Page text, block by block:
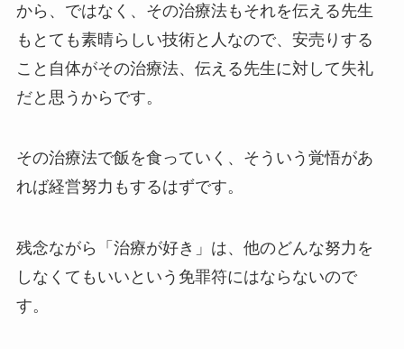
から、ではなく、その治療法もそれを伝える先生
もとても素晴らしい技術と人なので、安売りする
こと自体がその治療法、伝える先生に対して失礼
だと思うからです。
その治療法で飯を食っていく、そういう覚悟があ
れば経営努力もするはずです。
残念ながら「治療が好き」は、他のどんな努力を
しなくてもいいという免罪符にはならないので
す。